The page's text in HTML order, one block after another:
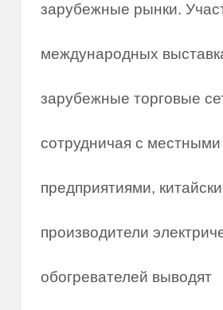
зарубежные рынки.
международных
зарубежные торговые
сотрудничая с местными
предприятиями,
производители
обогревателей выводят